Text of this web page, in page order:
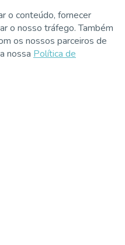
o conteúdo, fornecer
o nosso tráfego. Também
os nossos parceiros de
nossa Política de